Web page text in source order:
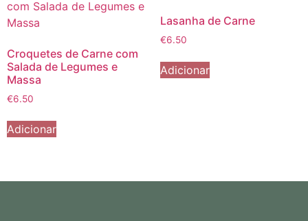
Croquetes de Carne com
Salada de Legumes e
Massa
€6.50
Adicionar
Lasanha de Carne
€6.50
Adicionar